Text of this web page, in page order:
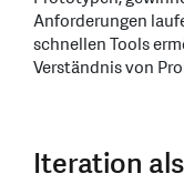
Anforderungen
schnellen Tools
Verständnis von
Iteration